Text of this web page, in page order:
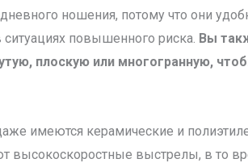
ношения, потому что они
повышенного риска. Вы
плоскую или многогранную,
имеются керамические и
высокоскоростные выстрелы, в то